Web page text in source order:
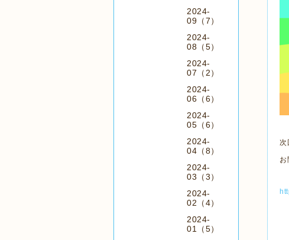
次
お
2024-
09（7）
2024-
08（5）
2024-
07（2）
2024-
06（6）
2024-
05（6）
2024-
04（8）
2024-
03（3）
2024-
02（4）
2024-
01（5）